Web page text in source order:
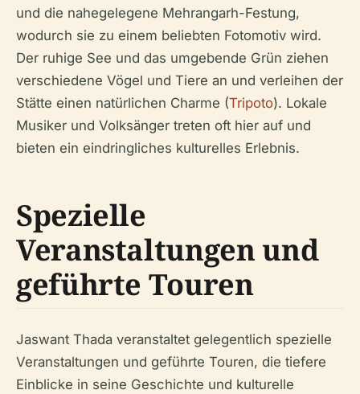
und die nahegelegene Mehrangarh-Festung,
wodurch sie zu einem beliebten Fotomotiv wird.
Der ruhige See und das umgebende Grün ziehen
verschiedene Vögel und Tiere an und verleihen der
Stätte einen natürlichen Charme (Tripoto). Lokale
Musiker und Volksänger treten oft hier auf und
bieten ein eindringliches kulturelles Erlebnis.
Spezielle
Veranstaltungen und
geführte Touren
Jaswant Thada veranstaltet gelegentlich spezielle
Veranstaltungen und geführte Touren, die tiefere
Einblicke in seine Geschichte und kulturelle